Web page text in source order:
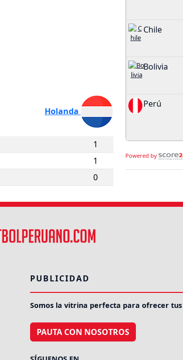
Holanda
1
1
0
Chile
Bolivia
Perú
Powered by
PUBLICIDAD
Somos la vitrina perfecta para ofrecer
PAUTA CON NOSOTROS